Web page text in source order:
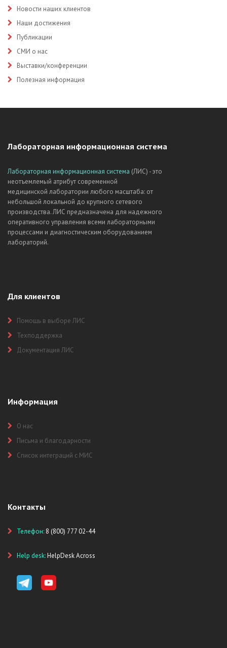
Новости наших клиентов
Наши достижения
Публикации
СМИ о нас
Выставки/конференции
Полезная информация
Лабораторная информационная система
Лабораторная информационная система (ЛИС) - это
неотъемлемый атрибут современной
медицинской лаборатории любого масштаба: от
небольшой локальной до крупного сетевого
производства. ЛИС предназначена для надежного
оперативного управления всеми лабораторными
процессами и диагностическим оборудованием
лабораторий.
Для клиентов
Помощь в выборе ЛИС
Техподдержка
Документация ЛИС
Информация
О нас
Письма и благодарности
Список интеграций с МИС
Контакты
Телефон: 8 (800) 777 02-44
Help desk:HelpDesk Across